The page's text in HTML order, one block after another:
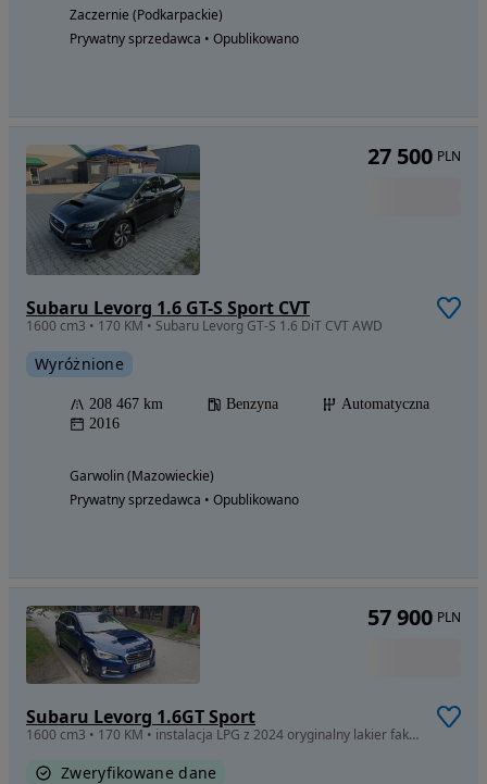
Zaczernie (Podkarpackie)
Prywatny sprzedawca • Opublikowano
Subaru Levorg 1.6 GT-S Sport CVT
1600 cm3 • 170 KM • Subaru Levorg GT-S 1.6 DiT CVT AWD
Wyróżnione
208 467 km Benzyna
Automatyczna
2016
Garwolin (Mazowieckie)
Prywatny sprzedawca • Opublikowano
27 500 PLN
Subaru Levorg 1.6GT Sport
1600 cm3 • 170 KM • instalacja LPG z 2024 oryginalny lakier faktury na przebieg właściciel
Zweryfikowane dane
57 900 PLN